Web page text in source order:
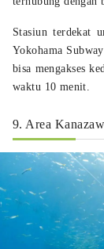
Stasiun terdekat
Yokohama
bisa mengakses
waktu 10 menit.
9. Area